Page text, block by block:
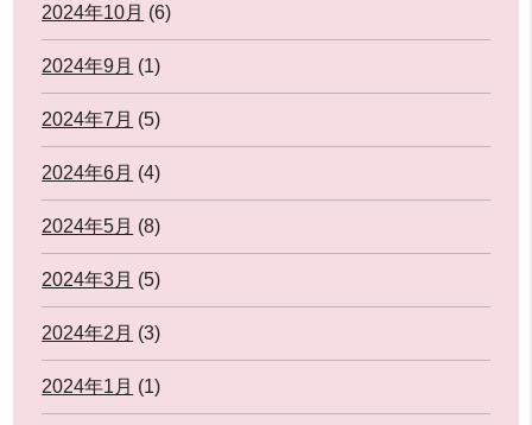
2024年10月 (6)
2024年9月 (1)
2024年7月 (5)
2024年6月 (4)
2024年5月 (8)
2024年3月 (5)
2024年2月 (3)
2024年1月 (1)